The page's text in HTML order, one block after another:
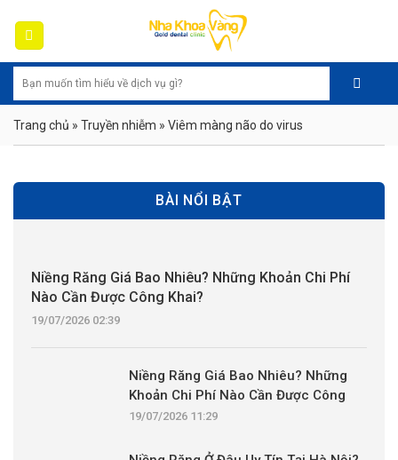
content
Trang chủ » Truyền nhiễm » Viêm màng não do virus
BÀI NỔI BẬT
Niềng Răng Giá Bao Nhiêu? Những Khoản Chi Phí
Nào Cần Được Công Khai?
19/07/2026 02:39
Niềng Răng Giá Bao Nhiêu? Những
Khoản Chi Phí Nào Cần Được Công
Khai?
19/07/2026 11:29